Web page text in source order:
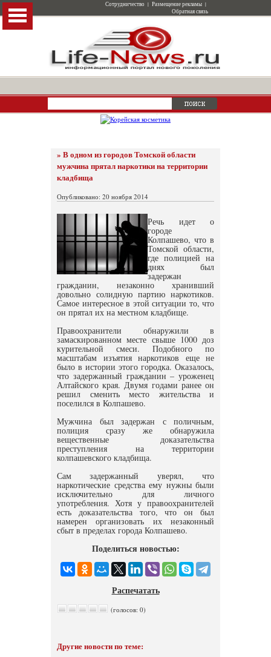
Сотрудничество | Размещение рекламы |
Обратная связь
» В одном из городов Томской области
мужчина прятал наркотики на территории
кладбища
Опубликовано: 20 ноября 2014
Речь идет о
городе
Колпашево, что в
Томской области,
где полицией на
днях был
задержан
гражданин, незаконно хранивший
довольно солидную партию наркотиков.
Самое интересное в этой ситуации то, что
он прятал их на местном кладбище.
Правоохранители обнаружили в
замаскированном месте свыше 1000 доз
курительной смеси. Подобного по
масштабам изъятия наркотиков еще не
было в истории этого городка. Оказалось,
что задержанный гражданин – уроженец
Алтайского края. Двумя годами ранее он
решил сменить место жительства и
поселился в Колпашево.
Мужчина был задержан с поличным,
полиция сразу же обнаружила
вещественные доказательства
преступления на территории
колпашевского кладбища.
Сам задержанный уверял, что
наркотические средства ему нужны были
исключительно для личного
употребления. Хотя у правоохранителей
есть доказательства того, что он был
намерен организовать их незаконный
сбыт в пределах города Колпашево.
Поделиться новостью:
Распечатать
(голосов: 0)
Другие новости по теме: